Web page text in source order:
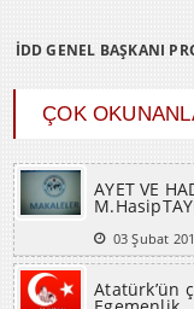
İDD GENEL BAŞKANI
ÇOK
AYET VE
Atatürk’ün
Egemenlik